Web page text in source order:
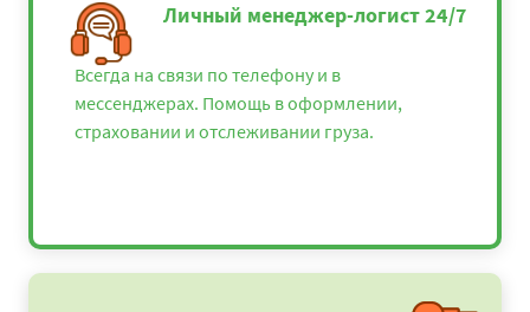
Личный менеджер-логист 24/7
Всегда на связи по телефону и в
мессенджерах. Помощь в оформлении,
страховании и отслеживании груза.